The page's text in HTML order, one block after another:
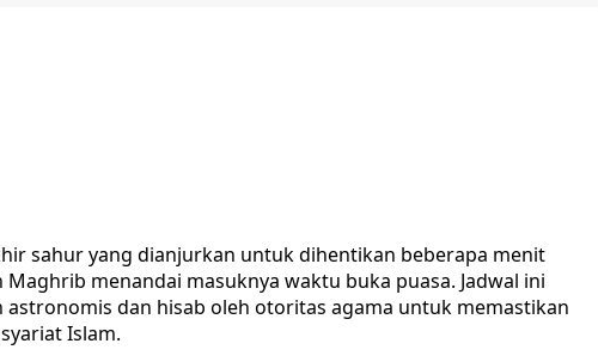
sahur yang dianjurkan untuk dihentikan beberapa menit
menandai masuknya waktu buka puasa. Jadwal ini
dan hisab oleh otoritas agama untuk memastikan
Islam.